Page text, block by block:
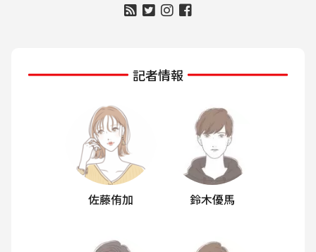
記者情報
佐藤侑加 鈴木優馬